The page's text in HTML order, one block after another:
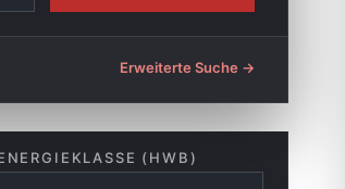
Erweiterte Suche →
(HWB)